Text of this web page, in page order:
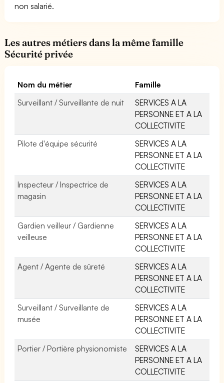
non salarié.
Les autres métiers dans la même famille
Sécurité privée
Nom du métier
Famille
Surveillant / Surveillante de nuit
SERVICES A LA
PERSONNE ET A LA
COLLECTIVITE
Pilote d'équipe sécurité
SERVICES A LA
PERSONNE ET A LA
COLLECTIVITE
Inspecteur / Inspectrice de
magasin
SERVICES A LA
PERSONNE ET A LA
COLLECTIVITE
Gardien veilleur / Gardienne
veilleuse
SERVICES A LA
PERSONNE ET A LA
COLLECTIVITE
Agent / Agente de sûreté
SERVICES A LA
PERSONNE ET A LA
COLLECTIVITE
Surveillant / Surveillante de
musée
SERVICES A LA
PERSONNE ET A LA
COLLECTIVITE
Portier / Portière physionomiste
SERVICES A LA
PERSONNE ET A LA
COLLECTIVITE